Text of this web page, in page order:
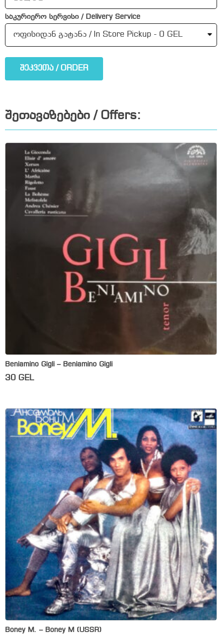
საკურიერო სერვისი / Delivery Service
შეკვეთა / ORDER
შეთავაზებები / Offers:
Beniamino Gigli – Beniamino Gigli
30 GEL
Boney M. – Boney M (USSR)